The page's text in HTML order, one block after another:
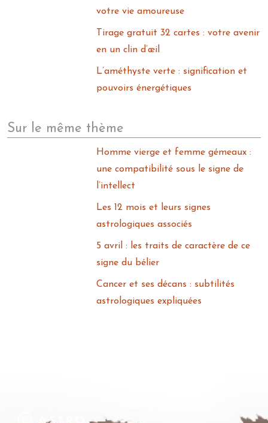
votre vie amoureuse
Tirage gratuit 32 cartes : votre avenir
en un clin d’œil
L’améthyste verte : signification et
pouvoirs énergétiques
Sur le même thème
Homme vierge et femme gémeaux :
une compatibilité sous le signe de
l’intellect
Les 12 mois et leurs signes
astrologiques associés
5 avril : les traits de caractère de ce
signe du bélier
Cancer et ses décans : subtilités
astrologiques expliquées